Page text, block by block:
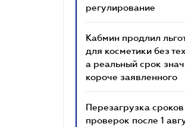
регулирование
Кабмин продлил
для косметики без
а реальный срок
короче заявленного
Перезагрузка
проверок после 1